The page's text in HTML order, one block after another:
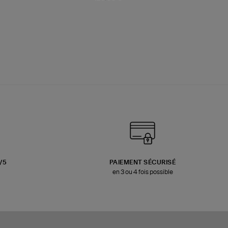
5
PAIEMENT SÉCURISÉ
en 3 ou 4 fois possible